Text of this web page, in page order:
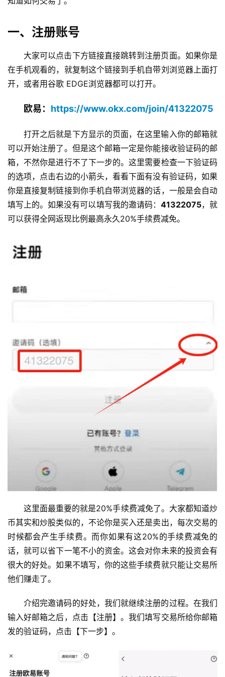
一、注册账号
大家可以点击下方链接直接跳转到注册页面。如果你是
在手机观看的，就复制这个链接到手机自带刘浏览器上面打
开，或者用谷歌 EDGE浏览器都可以打开。
欧易： https://www.okx.com/join/41322075
打开之后就是下方显示的页面，在这里输入你的邮箱就
可以开始注册了。但是这个邮箱一定是你能接收验证码的邮
箱，不然你是进行不了下一步的。这里需要检查一下验证码
的选项，点击右边的小箭头，看看下面有没有验证码，如果
你是直接复制链接到你手机自带浏览器的话，一般是会自动
填写上的。如果没有可以填写我的邀请码： 41322075，就
可以获得全网返现比例最高永久20%手续费减免。
这里面最重要的就是20%手续费减免了。大家都知道炒
币其实和炒股类似的，不论你是买入还是卖出，每次交易的
时候都会产生手续费。而你如果有这20%的手续费减免的
话，就可以省下一笔不小的资金。这会对你未来的投资会有
很大的好处。如果不填写，你的这些手续费就只能让交易所
他们赚走了。
介绍完邀请码的好处，我们就继续注册的过程。在我们
输入好邮箱之后，点击【注册】。我们填写交易所给你邮箱
发的验证码，点击【下一步】。